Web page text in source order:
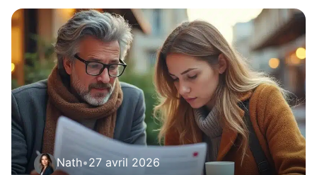
Nath•27 avril 2026